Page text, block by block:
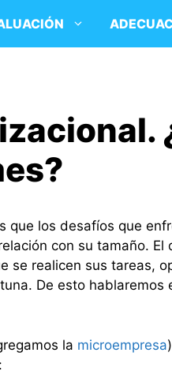
que los desafíos que
con su tamaño. El
se realicen sus tareas,
De esto hablaremos
la microempresa